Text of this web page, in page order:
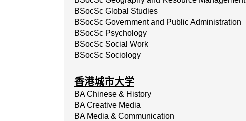
BSocSc Global Studies
BSocSc Government and Public Administration
BSocSc Psychology
BSocSc Social Work
BSocSc Sociology
香港城市大学
BA Chinese & History
BA Creative Media
BA Media & Communication